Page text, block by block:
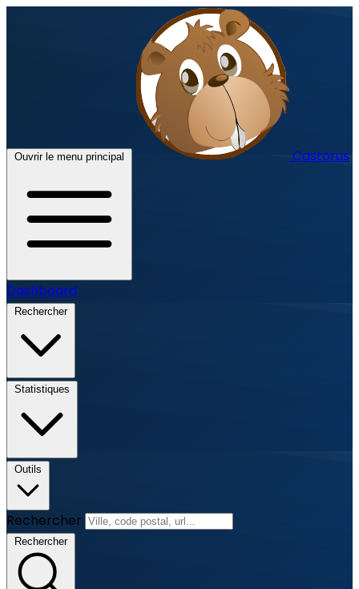
Ouvrir le menu principal Castorus
Dashboard
Rechercher
Statistiques
Outils
Rechercher
Rechercher